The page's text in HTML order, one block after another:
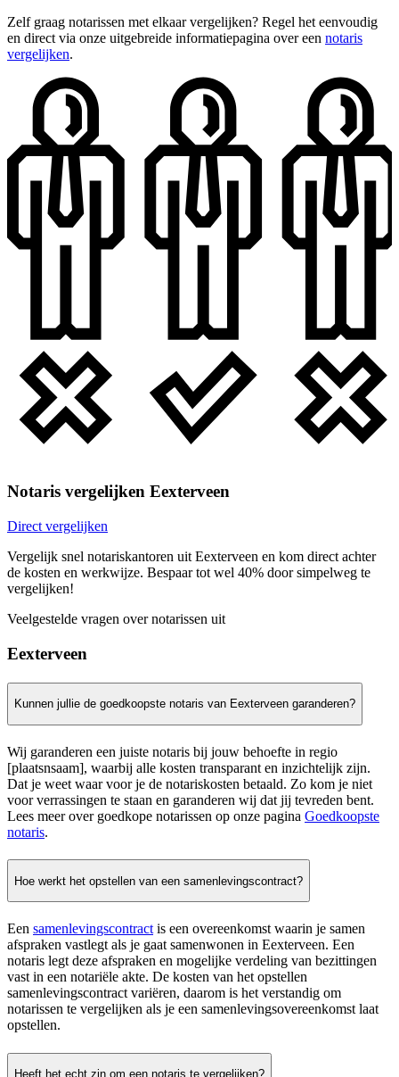
Zelf graag notarissen met elkaar vergelijken? Regel het eenvoudig
en direct via onze uitgebreide informatiepagina over een notaris
vergelijken.
Notaris vergelijken Eexterveen
Direct vergelijken
Vergelijk snel notariskantoren uit Eexterveen en kom direct achter
de kosten en werkwijze. Bespaar tot wel 40% door simpelweg te
vergelijken!
Veelgestelde vragen over notarissen uit
Eexterveen
Kunnen jullie de goedkoopste notaris van Eexterveen garanderen?
Wij garanderen een juiste notaris bij jouw behoefte in regio
[plaatsnsaam], waarbij alle kosten transparant en inzichtelijk zijn.
Dat je weet waar voor je de notariskosten betaald. Zo kom je niet
voor verrassingen te staan en garanderen wij dat jij tevreden bent.
Lees meer over goedkope notarissen op onze pagina Goedkoopste
notaris.
Hoe werkt het opstellen van een samenlevingscontract?
Een samenlevingscontract is een overeenkomst waarin je samen
afspraken vastlegt als je gaat samenwonen in Eexterveen. Een
notaris legt deze afspraken en mogelijke verdeling van bezittingen
vast in een notariële akte. De kosten van het opstellen
samenlevingscontract variëren, daarom is het verstandig om
notarissen te vergelijken als je een samenlevingsovereenkomst laat
opstellen.
Heeft het echt zin om een notaris te vergelijken?